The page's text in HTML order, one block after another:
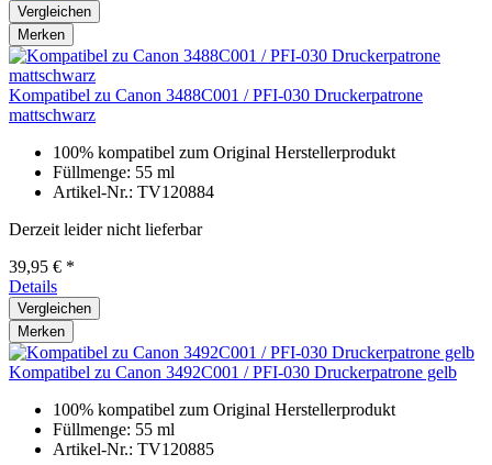
Vergleichen
Merken
Kompatibel zu Canon 3488C001 / PFI-030 Druckerpatrone
mattschwarz
100% kompatibel zum Original Herstellerprodukt
Füllmenge: 55 ml
Artikel-Nr.: TV120884
Derzeit leider nicht lieferbar
39,95 € *
Details
Vergleichen
Merken
Kompatibel zu Canon 3492C001 / PFI-030 Druckerpatrone gelb
100% kompatibel zum Original Herstellerprodukt
Füllmenge: 55 ml
Artikel-Nr.: TV120885